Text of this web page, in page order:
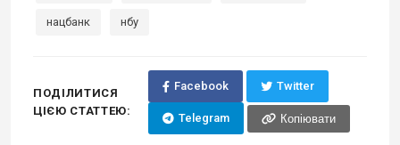
нацбанк нбу
ПОДІЛИТИСЯ
ЦІЄЮ СТАТТЕЮ:
Facebook Twitter
Telegram Копіювати